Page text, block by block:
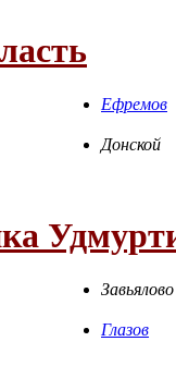
Ефремов
Донской
Завьялово
Глазов